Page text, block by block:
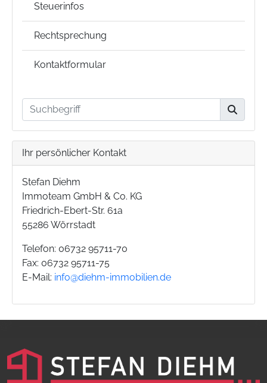
Steuerinfos
Rechtsprechung
Kontaktformular
Ihr persönlicher Kontakt
Stefan Diehm
Immoteam GmbH & Co. KG
Friedrich-Ebert-Str. 61a
55286 Wörrstadt
Telefon: 06732 95711-70
Fax: 06732 95711-75
E-Mail: info@diehm-immobilien.de